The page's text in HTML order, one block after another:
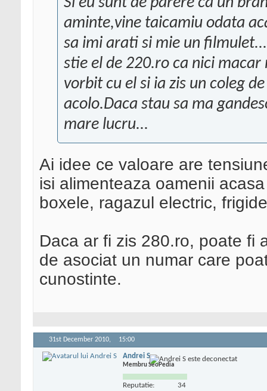
aminte,vine taicamiu odata
sa imi arati si mie un
stie el de 220.ro ca nici
vorbit cu el si ia zis un coleg
acolo.Daca stau sa ma
mare lucru...
Ai idee ce valoare are
isi alimenteaza oamenii
boxele, ragazul electric,
Daca ar fi zis 280.ro, poate fi
de asociat un numar care
cunostinte.
31st December 2010, 15:00
Andrei S
Membru SeoPedia
Reputatie: 34